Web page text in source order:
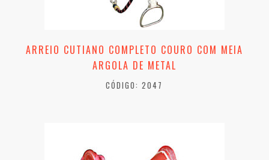
ARREIO CUTIANO COMPLETO COURO COM MEIA
ARGOLA DE METAL
CÓDIGO: 2047